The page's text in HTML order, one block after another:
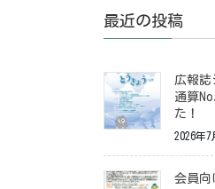
最近の投稿
広報誌
通算
た！
2026年7
会員